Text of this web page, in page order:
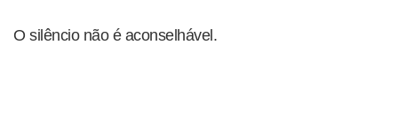
O silêncio não é aconselhável.